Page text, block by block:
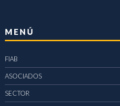
MENÚ
FIAB
ASOCIADOS
SECTOR